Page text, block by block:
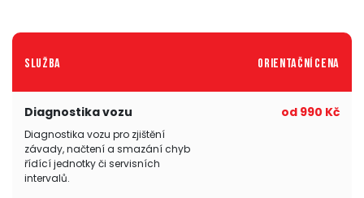
Služba Orientační cena
Diagnostika vozu
Diagnostika vozu pro zjištění
závady, načtení a smazání chyb
řídící jednotky či servisních
intervalů.
od 990 Kč